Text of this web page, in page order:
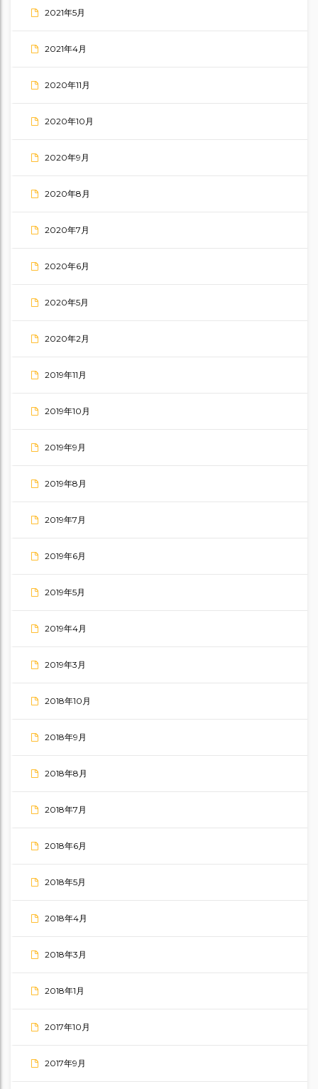
2021年5月
2021年4月
2020年11月
2020年10月
2020年9月
2020年8月
2020年7月
2020年6月
2020年5月
2020年2月
2019年11月
2019年10月
2019年9月
2019年8月
2019年7月
2019年6月
2019年5月
2019年4月
2019年3月
2018年10月
2018年9月
2018年8月
2018年7月
2018年6月
2018年5月
2018年4月
2018年3月
2018年1月
2017年10月
2017年9月